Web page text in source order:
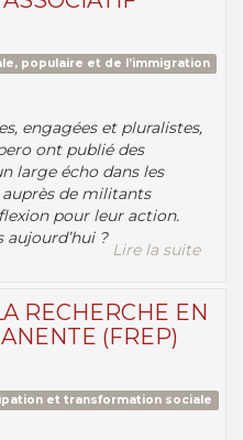
populaire et de l’immigration
engagées et pluralistes,
ont publié des
large écho dans les
auprès de militants
pour leur action.
?
Lire la suite
RECHERCHE EN
(FREP)
et transformation sociale